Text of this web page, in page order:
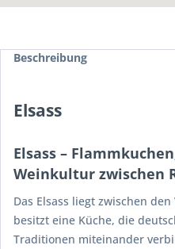
Beschreibung
Elsass
Elsass –
Weinkultur zwischen
Das Elsass liegt zwischen
besitzt eine Küche, die
Traditionen miteinander